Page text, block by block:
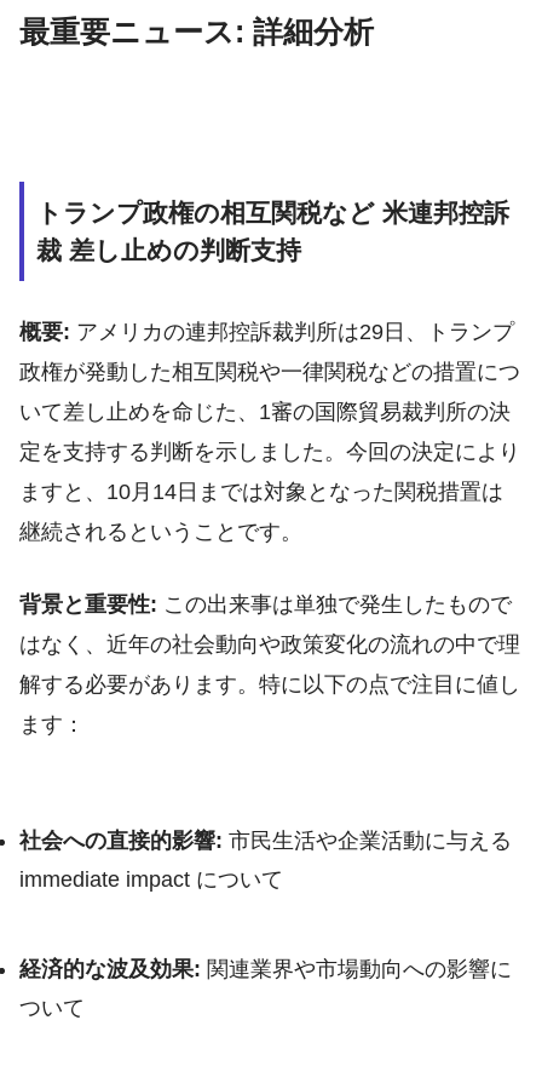
最重要ニュース: 詳細分析
トランプ政権の相互関税など 米連邦控訴
裁 差し止めの判断支持
概要: アメリカの連邦控訴裁判所は29日、トランプ
政権が発動した相互関税や一律関税などの措置につ
いて差し止めを命じた、1審の国際貿易裁判所の決
定を支持する判断を示しました。今回の決定により
ますと、10月14日までは対象となった関税措置は
継続されるということです。
背景と重要性: この出来事は単独で発生したもので
はなく、近年の社会動向や政策変化の流れの中で理
解する必要があります。特に以下の点で注目に値し
ます：
社会への直接的影響: 市民生活や企業活動に与える
immediate impact について
経済的な波及効果: 関連業界や市場動向への影響に
ついて